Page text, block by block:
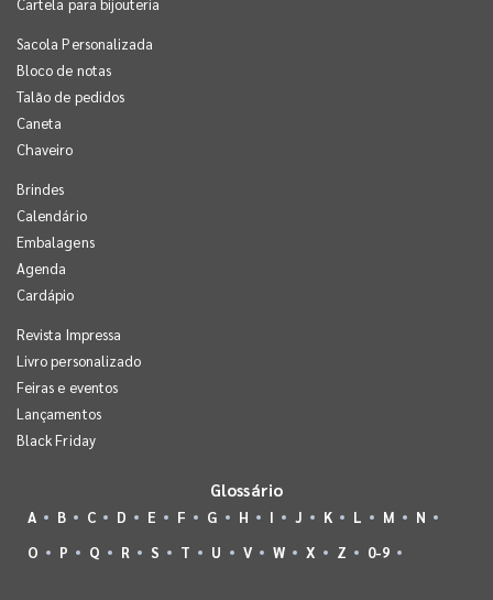
Sacola Personalizada
Bloco de notas
Talão de pedidos
Caneta
Chaveiro
Brindes
Calendário
Embalagens
Agenda
Cardápio
Revista Impressa
Livro personalizado
Feiras e eventos
Lançamentos
Black Friday
Glossário
A B C D E F G H I J K L M
N
O
P Q R S T U V W X Z 0-9